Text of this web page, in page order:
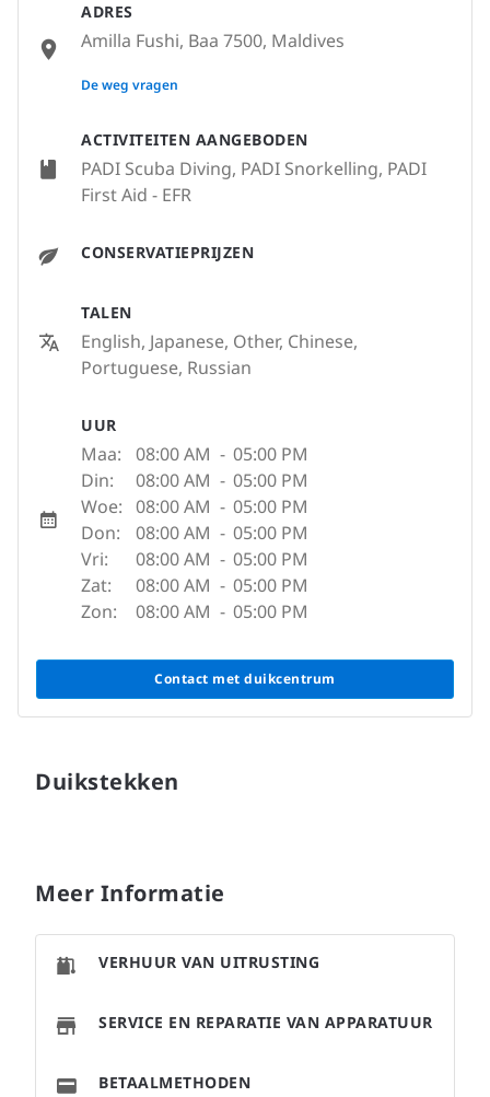
ACTIVITEITEN AANGEBODEN
PADI Scuba Diving, PADI Snorkelling, PADI
First Aid - EFR
CONSERVATIEPRIJZEN
TALEN
English, Japanese, Other, Chinese,
Portuguese, Russian
UUR
Maa: 08:00 AM - 05:00 PM
Din:
08:00 AM - 05:00 PM
Woe: 08:00 AM - 05:00 PM
Don:
08:00 AM - 05:00 PM
Vri:
08:00 AM - 05:00 PM
Zat:
08:00 AM - 05:00 PM
Zon:
08:00 AM - 05:00 PM
Contact met duikcentrum
ADRES
Amilla Fushi, Baa 7500, Maldives
None
De weg vragen
Duikstekken
Meer Informatie
VERHUUR VAN UITRUSTING
SERVICE EN REPARATIE VAN APPARATUUR
BETAALMETHODEN